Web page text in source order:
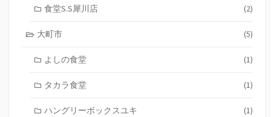
食堂S.S犀川店 (2)
大町市 (5)
よしの食堂 (1)
タカラ食堂 (1)
ハングリーボックスユキ (1)